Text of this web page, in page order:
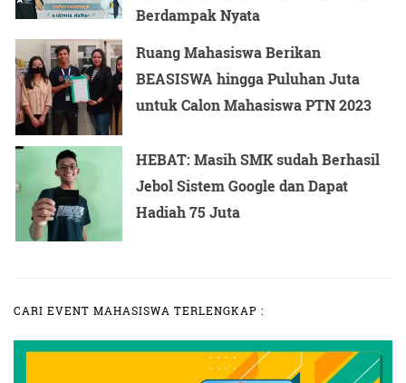
Berdampak Nyata
Ruang Mahasiswa Berikan
BEASISWA hingga Puluhan Juta
untuk Calon Mahasiswa PTN 2023
HEBAT: Masih SMK sudah Berhasil
Jebol Sistem Google dan Dapat
Hadiah 75 Juta
CARI EVENT MAHASISWA TERLENGKAP :